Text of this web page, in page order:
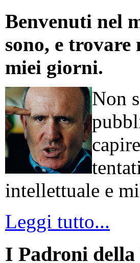
Benvenuti nel
sono, e trovare
miei giorni.
Non
intellettuale e
Leggi tutto...
I Padroni